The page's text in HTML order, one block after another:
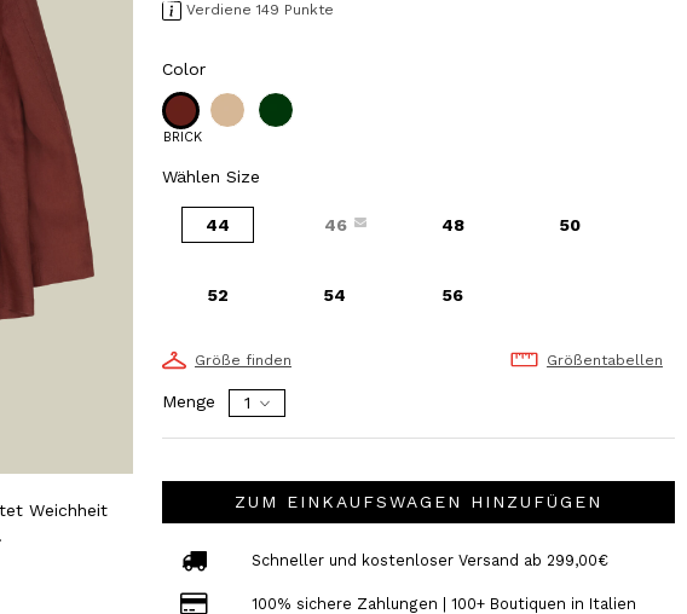
Weichheit
Verdiene 149 Punkte
Color
BRICK
Wählen Size
44 46 48 50
52 54 56
Größe finden Größentabellen
Menge
ZUM EINKAUFSWAGEN HINZUFÜGEN
Schneller und kostenloser Versand ab 299,00€
100% sichere Zahlungen | 100+ Boutiquen in Italien